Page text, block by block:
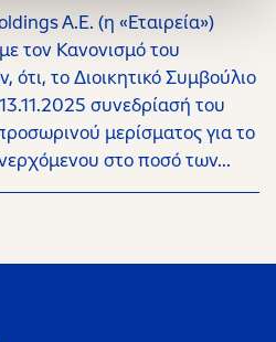
A.E. (η «Εταιρεία»)
τον Κανονισμό του
το Διοικητικό Συμβούλιο
συνεδρίασή του
μερίσματος για το
στο ποσό των...